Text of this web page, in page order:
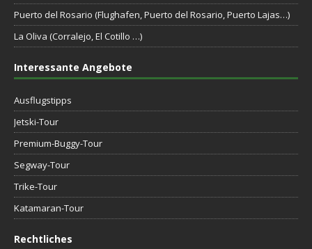
Puerto del Rosario (Flughafen, Puerto del Rosario, Puerto Lajas…)
La Oliva (Corralejo, El Cotillo …)
Interessante Angebote
Ausflugstipps
Jetski-Tour
Premium-Buggy-Tour
Segway-Tour
Trike-Tour
Katamaran-Tour
Rechtliches